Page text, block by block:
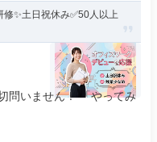
✨️土日祝休み✅️50人以上
問いません！ 「やってみ